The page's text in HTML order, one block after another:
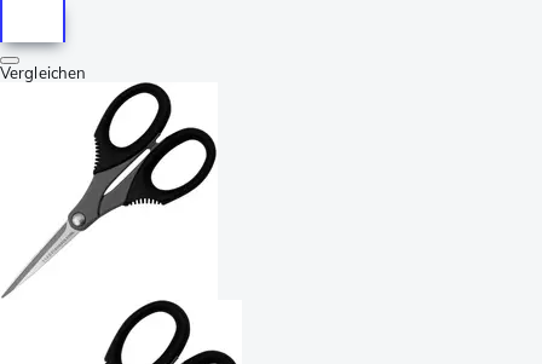
Vergleichen